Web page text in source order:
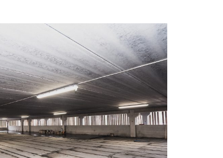
PARKERINGSHUS
1480KVM